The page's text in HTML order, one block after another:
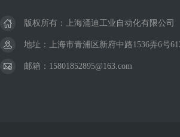
版权所有：上海涌迪工业自动化有限公司
地址：上海市青浦区新府中路1536弄6号
邮箱：15801852895@163.com